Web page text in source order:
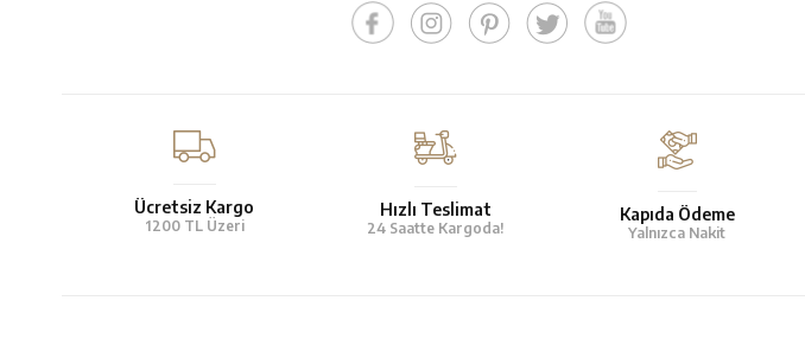
Ücretsiz Kargo
1200 TL Üzeri
Hızlı Teslimat
24 Saatte Kargoda!
Kapıda Ödeme
Yalnızca Nakit